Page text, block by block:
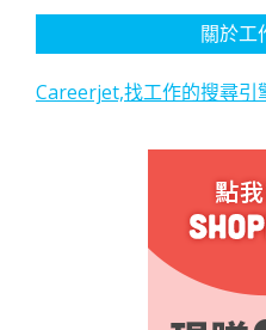
關於工
Careerjet,找工作的搜尋引